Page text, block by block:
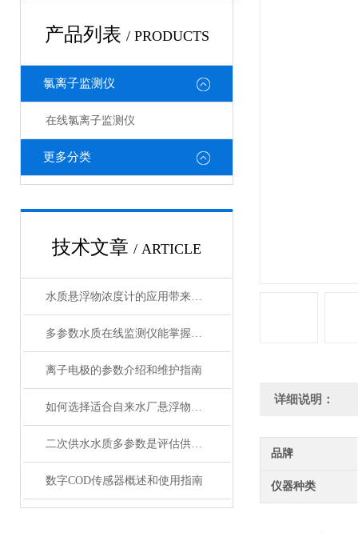
产品列表 / PRODUCTS
氯离子监测仪
在线氯离子监测仪
更多分类
技术文章 / ARTICLE
水质悬浮物浓度计的应用带来了诸多好处
多参数水质在线监测仪能掌握水质的实时动态
离子电极的参数介绍和维护指南
如何选择适合自来水厂悬浮物在线监测仪？
二次供水水质多参数是评估供水安全的关键指标
数字COD传感器概述和使用指南
详细说明：
品牌
仪器种类